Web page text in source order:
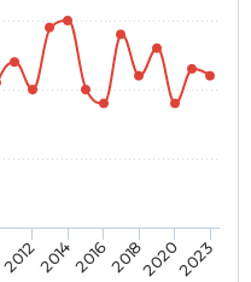
201220142016201820202023